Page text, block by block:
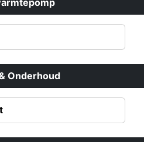
Onderhoud